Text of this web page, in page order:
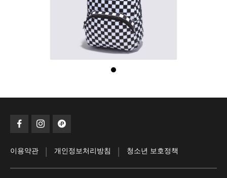
이용약관 | 개인정보처리방침 | 청소년 보호정책